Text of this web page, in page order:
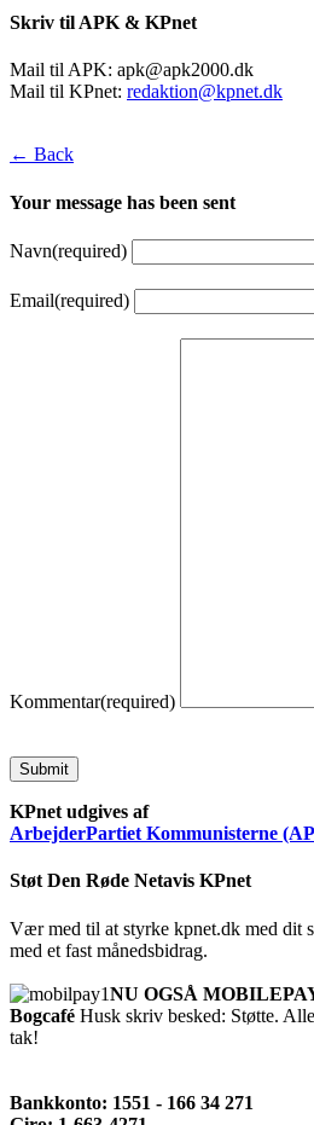
Skriv til APK & KPnet
Mail til APK: apk@apk2000.dk
Mail til KPnet: redaktion@kpnet.dk
← Back
Your message has been sent
Navn(required)
Email(required)
Kommentar(required)
Submit
KPnet udgives af
ArbejderPartiet Kommunisterne
Støt Den Røde Netavis KPnet
Vær med til at styrke kpnet.dk med dit
med et fast månedsbidrag.
NU OGSÅ
Bogcafé Husk skriv besked: Støtte.
tak!
Bankkonto: 1551 - 166 34 271